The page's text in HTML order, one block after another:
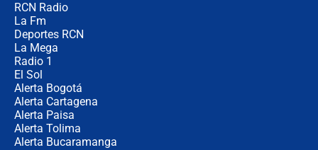
RCN Radio
La Fm
Deportes RCN
La Mega
Radio 1
El Sol
Alerta Bogotá
Alerta Cartagena
Alerta Paisa
Alerta Tolima
Alerta Bucaramanga